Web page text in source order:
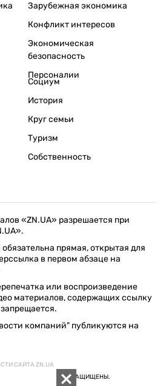
Зарубежная экономика
Конфликт интересов
Экономическая
безопасность
Персоналии
Социум
История
Круг семьи
Туризм
Собственность
«ZN.UA» разрешается при
прямая, открытая для
в первом абзаце на
или воспроизведение
материалов, содержащих ссылку
компаний" публикуются на
САЙТА ZN.UA
УКРАИНА». ВСЕ ПРАВА ЗАЩИЩЕНЫ.